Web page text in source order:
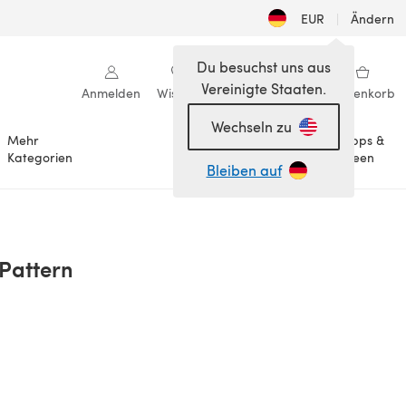
EUR | Ändern
Anmelden Wishlist Meine Bibliothek Warenkorb
Mehr
Kategorien
Anlässe
Tipps &
Ideen
Du besuchst uns aus
Vereinigte Staaten.
Wechseln zu
Bleiben auf